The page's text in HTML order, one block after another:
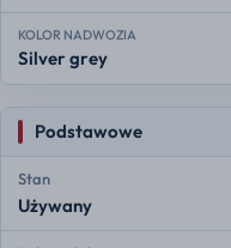
KOLOR NADWOZIA
Silver grey
Podstawowe
Stan
Używany